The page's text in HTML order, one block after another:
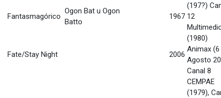
Fantasmagórico
Ogon Bat u Ogon
Batto
1967
(197?)
12
(1980)
Fate/Stay Night
2006
Animax (6
Agosto
Canal 8
CEMPAE
(1979),